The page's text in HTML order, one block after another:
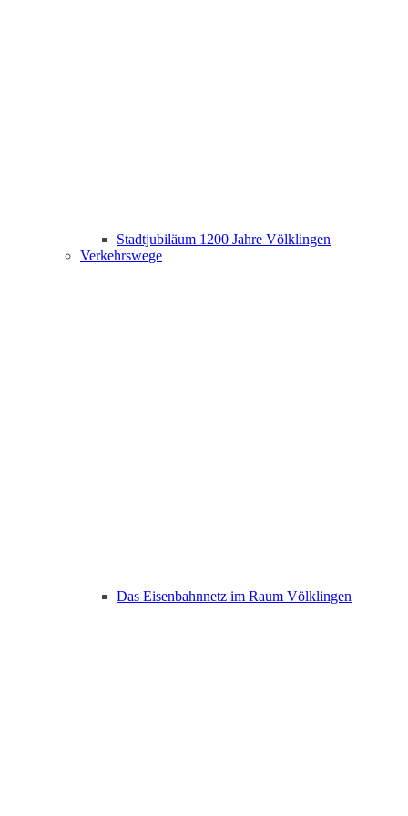
Stadtjubiläum 1200 Jahre Völklingen
Verkehrswege
Das Eisenbahnnetz im Raum Völklingen